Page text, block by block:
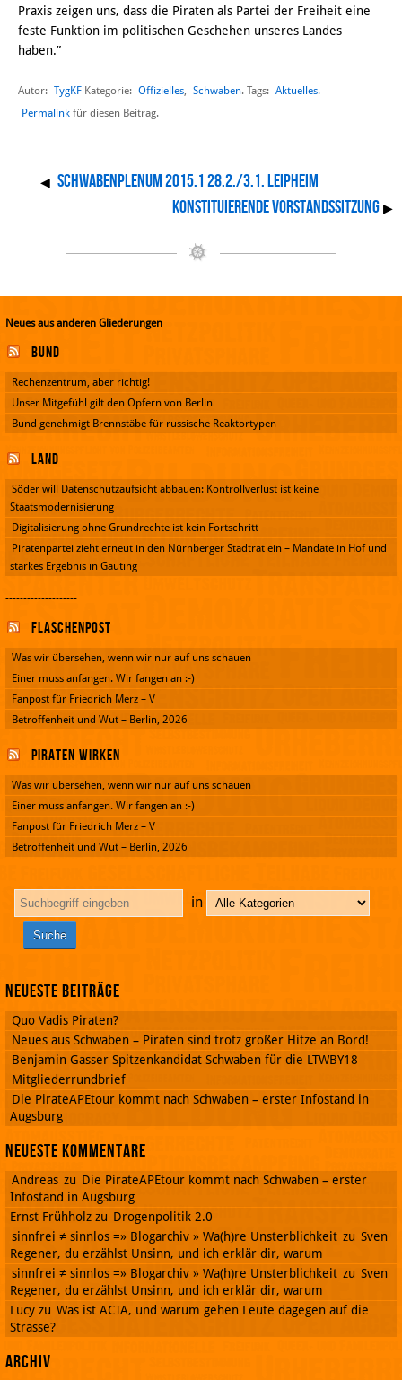
Praxis zeigen uns, dass die Piraten als Partei der Freiheit eine
feste Funktion im politischen Geschehen unseres Landes
haben.”
Autor: TygKF Kategorie: Offizielles, Schwaben. Tags: Aktuelles.
Permalink für diesen Beitrag.
◀ SCHWABENPLENUM 2015.1 28.2./3.1. Leipheim
konstituierende Vorstandssitzung ▶
Neues aus anderen Gliederungen
Bund
Rechenzentrum, aber richtig!
Unser Mitgefühl gilt den Opfern von Berlin
Bund genehmigt Brennstäbe für russische Reaktortypen
Land
Söder will Datenschutzaufsicht abbauen: Kontrollverlust ist keine
Staatsmodernisierung
Digitalisierung ohne Grundrechte ist kein Fortschritt
Piratenpartei zieht erneut in den Nürnberger Stadtrat ein – Mandate in Hof und
starkes Ergebnis in Gauting
--------------------
Flaschenpost
Was wir übersehen, wenn wir nur auf uns schauen
Einer muss anfangen. Wir fangen an :-)
Fanpost für Friedrich Merz – V
Betroffenheit und Wut – Berlin, 2026
Piraten wirken
Was wir übersehen, wenn wir nur auf uns schauen
Einer muss anfangen. Wir fangen an :-)
Fanpost für Friedrich Merz – V
Betroffenheit und Wut – Berlin, 2026
in
Neueste Beiträge
Quo Vadis Piraten?
Neues aus Schwaben – Piraten sind trotz großer Hitze an Bord!
Benjamin Gasser Spitzenkandidat Schwaben für die LTWBY18
Mitgliederrundbrief
Die PirateAPEtour kommt nach Schwaben – erster Infostand in
Augsburg
Neueste Kommentare
Andreas zu Die PirateAPEtour kommt nach Schwaben – erster
Infostand in Augsburg
Ernst Frühholz zu Drogenpolitik 2.0
sinnfrei ≠ sinnlos =» Blogarchiv » Wa(h)re Unsterblichkeit zu Sven
Regener, du erzählst Unsinn, und ich erklär dir, warum
sinnfrei ≠ sinnlos =» Blogarchiv » Wa(h)re Unsterblichkeit zu Sven
Regener, du erzählst Unsinn, und ich erklär dir, warum
Lucy zu Was ist ACTA, und warum gehen Leute dagegen auf die
Strasse?
Archiv